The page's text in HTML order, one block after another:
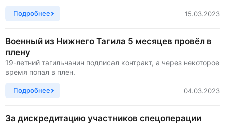
Подробнее 15.03.2023
Военный из Нижнего Тагила 5 месяцев провёл в
плену
19-летний тагильчанин подписал контракт, а через некоторое
время попал в плен.
Подробнее 04.03.2023
За дискредитацию участников спецоперации